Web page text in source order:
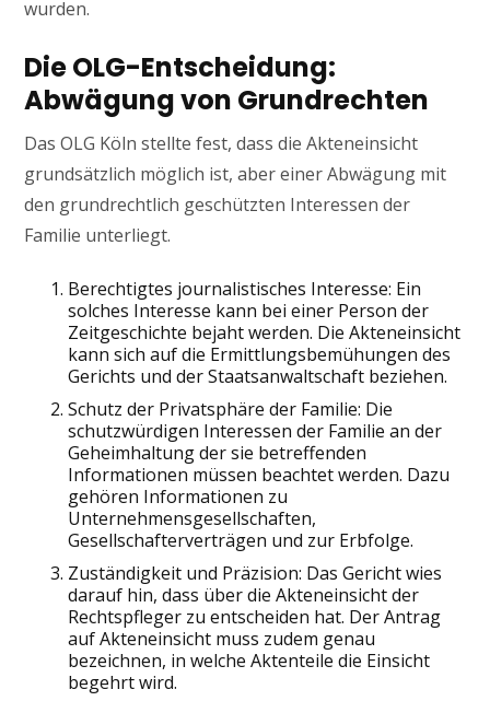
wurden.
Die OLG-Entscheidung:
Abwägung von Grundrechten
Das OLG Köln stellte fest, dass die Akteneinsicht
grundsätzlich möglich ist, aber einer Abwägung mit
den grundrechtlich geschützten Interessen der
Familie unterliegt.
Berechtigtes journalistisches Interesse: Ein
solches Interesse kann bei einer Person der
Zeitgeschichte bejaht werden. Die Akteneinsicht
kann sich auf die Ermittlungsbemühungen des
Gerichts und der Staatsanwaltschaft beziehen.
Schutz der Privatsphäre der Familie: Die
schutzwürdigen Interessen der Familie an der
Geheimhaltung der sie betreffenden
Informationen müssen beachtet werden. Dazu
gehören Informationen zu
Unternehmensgesellschaften,
Gesellschafterverträgen und zur Erbfolge.
Zuständigkeit und Präzision: Das Gericht wies
darauf hin, dass über die Akteneinsicht der
Rechtspfleger zu entscheiden hat. Der Antrag
auf Akteneinsicht muss zudem genau
bezeichnen, in welche Aktenteile die Einsicht
begehrt wird.